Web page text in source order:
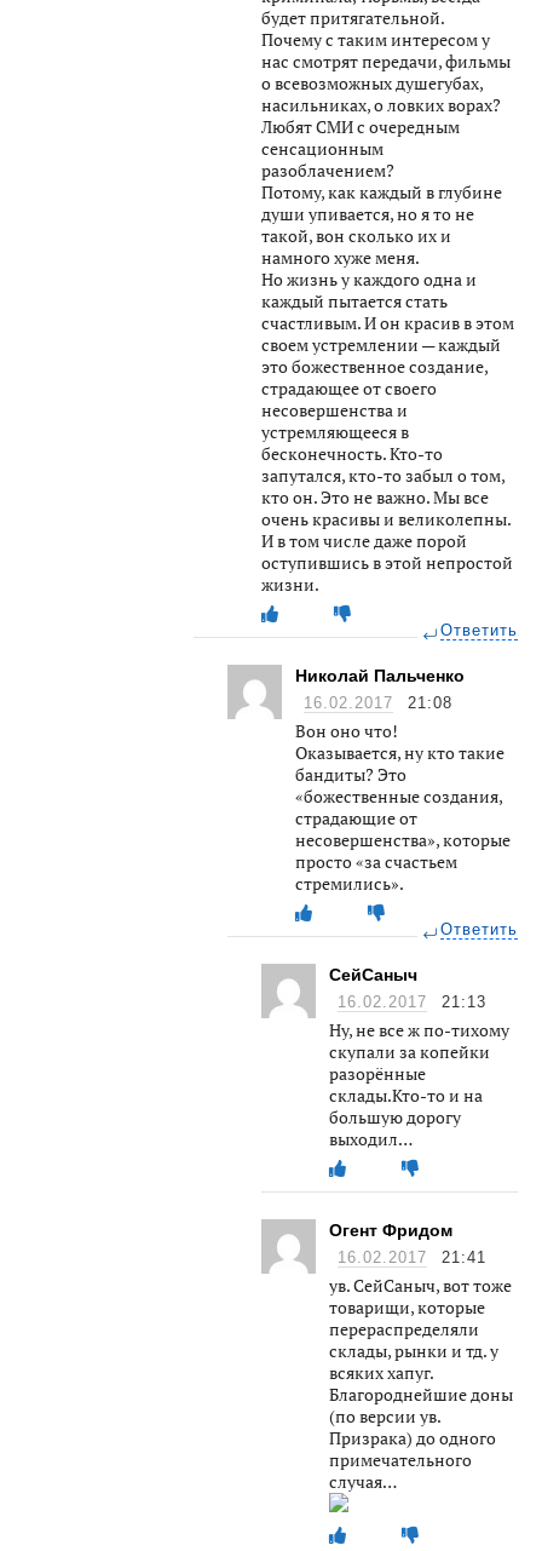
будет притягательной.
Почему с таким интересом у
нас смотрят передачи, фильмы
о всевозможных душегубах,
насильниках, о ловких ворах?
Любят СМИ с очередным
сенсационным
разоблачением?
Потому, как каждый в глубине
души упивается, но я то не
такой, вон сколько их и
намного хуже меня.
Но жизнь у каждого одна и
каждый пытается стать
счастливым. И он красив в этом
своем устремлении — каждый
это божественное создание,
страдающее от своего
несовершенства и
устремляющееся в
бесконечность. Кто-то
запутался, кто-то забыл о том,
кто он. Это не важно. Мы все
очень красивы и великолепны.
И в том числе даже порой
оступившись в этой непростой
жизни.
Ответить
Николай Пальченко
16.02.2017 21:08
Вон оно что!
Оказывается, ну кто такие
бандиты? Это
«божественные создания,
страдающие от
несовершенства», которые
просто «за счастьем
стремились».
Ответить
СейСаныч
16.02.2017 21:13
Ну, не все ж по-тихому
скупали за копейки
разорённые
склады.Кто-то и на
большую дорогу
выходил…
Огент Фридом
16.02.2017 21:41
ув. СейСаныч, вот тоже
товарищи, которые
перераспределяли
склады, рынки и тд. у
всяких хапуг.
Благороднейшие доны
(по версии ув.
Призрака) до одного
примечательного
случая…